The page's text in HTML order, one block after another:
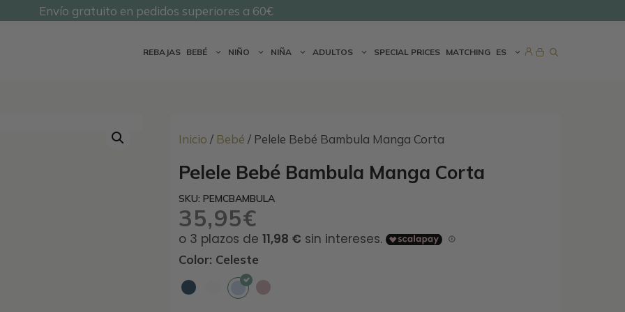
Envío gratuito en pedidos superiores a 60€
@undermonkeyskids
REBAJAS BEBÉ NIÑO NIÑA ADULTOS SPECIAL PRICES MATCHING ES
Inicio / Bebé / Pelele Bebé Bambula Manga Corta
Pelele Bebé Bambula Manga Corta
SKU: PEMCBAMBULA
35,95€
Color: Celeste